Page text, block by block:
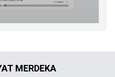
MERDEKA